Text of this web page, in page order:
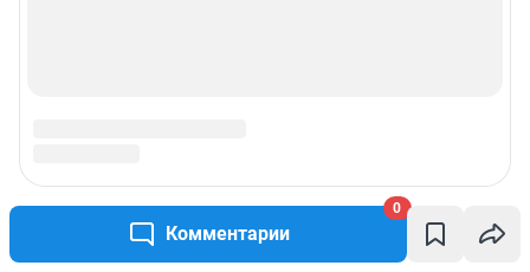
Комментарии
0